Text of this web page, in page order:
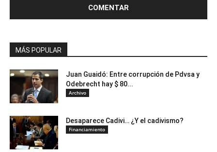
MÁS POPULAR
Juan Guaidó: Entre corrupción de Pdvsa y
Odebrecht hay $ 80...
Archivo
Desaparece Cadivi… ¿Y el cadivismo?
Financiamiento